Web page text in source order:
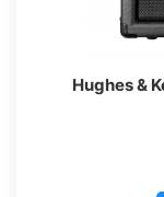
Hughes &